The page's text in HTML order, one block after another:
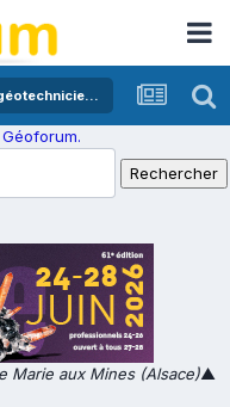
Offres d' emploi ou de stage (géologue, géotechnicien,...)
Marie aux Mines (Alsace)▲